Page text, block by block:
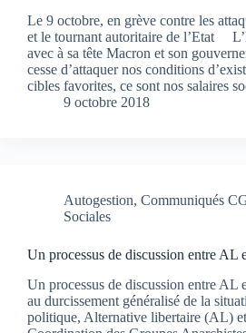
Le 9 octobre, en grève contre les
et le tournant autoritaire de l’Etat
avec à sa tête Macron et son
cesse d’attaquer nos conditions
cibles favorites, ce sont nos salaires
9 octobre 2018
Autogestion, Communiqués
Sociales
Un processus de discussion entre AL
Un processus de discussion entre AL
au durcissement généralisé de la
politique, Alternative libertaire (AL)